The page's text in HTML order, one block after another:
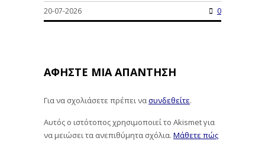
20-07-2026 0
ΑΦΉΣΤΕ ΜΙΑ ΑΠΆΝΤΗΣΗ
Για να σχολιάσετε πρέπει νασυνδεθείτε.
Αυτός ο ιστότοπος χρησιμοποιεί το Akismet για
να μειώσει τα ανεπιθύμητα σχόλια. Μάθετε πώς